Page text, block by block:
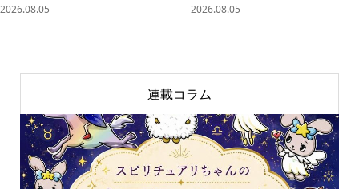
2026.08.05 2026.08.05
連載コラム